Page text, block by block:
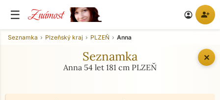
☰ Známost account_circle person_add
✕
Seznamka Plzeňský kraj PLZEŇ Anna
Seznamka
Anna 54 let 181 cm PLZEŇ